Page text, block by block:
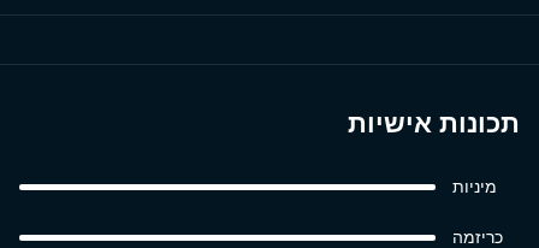
תכונות אישיות
מיניות
כריזמה